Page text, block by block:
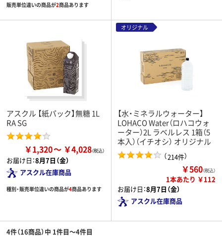
販売単位違いの商品が2商品あります
アスクル 【紙パック】無糖 1L
RA SG
￥1,320 ￥4,028
お届け日：8月7日（金）
アスクル在庫商品
種別・販売単位違いの商品が4商品あります
オリジナル
【水・ミネラルウォーター】
LOHACO Water（ロハコウォ
ーター）2L ラベルレス 1箱（5
本入）（イチオシ） オリジナル
（214件）
￥560（税込）
1本あたり ￥112
お届け日：8月7日（金）
アスクル在庫商品
4件（16商品）中 1件目～4件目